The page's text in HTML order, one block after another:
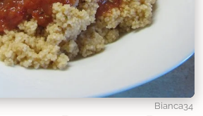
Bianca34